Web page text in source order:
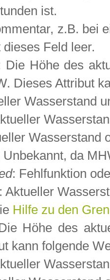
ist.
z.B. bei
Feld leer.
Die Höhe des
Dieses Attribut
Wasserstand
Wasserstand
Unbekannt, da
: Fehlfunktion
Aktueller
Hilfe zu den
Höhe des
kann folgende